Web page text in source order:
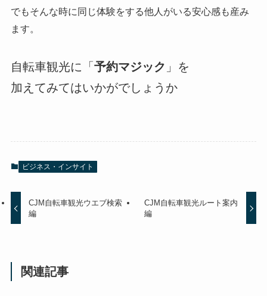
でもそんな時に同じ体験をする他人がいる安心感も産み
ます。
自転車観光に「 予約マジック 」を
加えてみてはいかがでしょうか
ビジネス・インサイト
CJM自転車観光ウエブ検索
編
CJM自転車観光ルート案内
編
関連記事